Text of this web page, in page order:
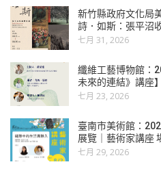
新竹縣政府文化局
詩．如斯：張平沼
七月 31, 2026
纖維工藝博物館：
未來的連結》講座】
七月 23, 2026
臺南市美術館：
展覽｜藝術家講座
七月 29, 2026